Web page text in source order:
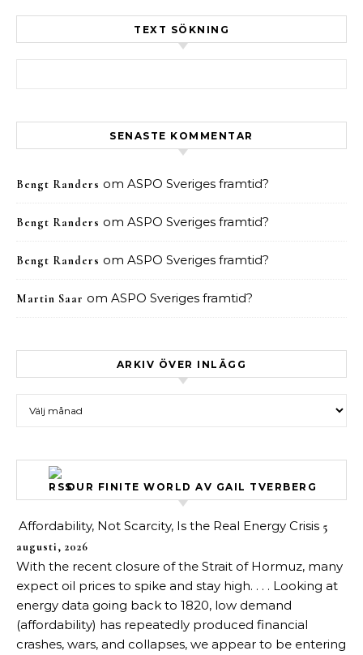
TEXT SÖKNING
SENASTE KOMMENTAR
Bengt Randers om ASPO Sveriges framtid?
Bengt Randers om ASPO Sveriges framtid?
Bengt Randers om ASPO Sveriges framtid?
Martin Saar om ASPO Sveriges framtid?
ARKIV ÖVER INLÄGG
OUR FINITE WORLD AV GAIL TVERBERG
Affordability, Not Scarcity, Is the Real Energy Crisis 5
augusti, 2026
With the recent closure of the Strait of Hormuz, many
expect oil prices to spike and stay high. . . . Looking at
energy data going back to 1820, low demand
(affordability) has repeatedly produced financial
crashes, wars, and collapses, we appear to be entering